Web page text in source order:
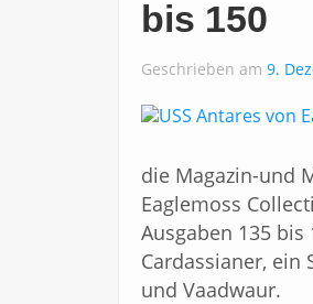
bis 150
Geschrieben am 9.
die Magazin-und
Eaglemoss
Ausgaben 135 bis
Cardassianer, ein
und Vaadwaur.